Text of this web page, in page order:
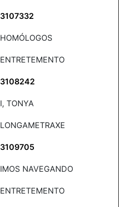
3107332
HOMÓLOGOS
ENTRETEMENTO
3108242
I, TONYA
LONGAMETRAXE
3109705
IMOS NAVEGANDO
ENTRETEMENTO